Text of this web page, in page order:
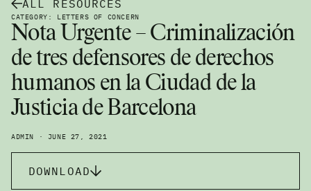
ALL RESOURCES
CATEGORY: LETTERS OF CONCERN
Nota Urgente – Criminalización
de tres defensores de derechos
humanos en la Ciudad de la
Justicia de Barcelona
ADMIN · JUNE 27, 2021
DOWNLOAD